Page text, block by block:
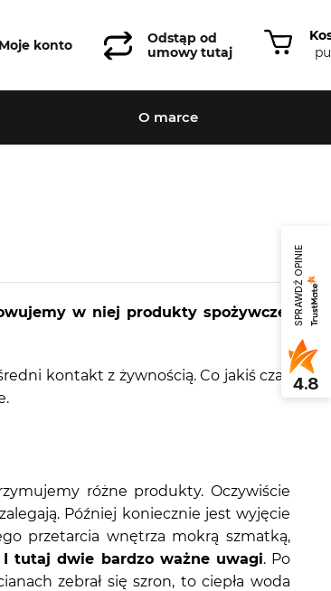
Moje konto
Odstąp od
umowy tutaj
O marce
w niej produkty spożywcze.
kontakt z żywnością. Co jakiś czas
różne produkty. Oczywiście
Później koniecznie jest wyjęcie
przetarcia wnętrza mokrą szmatką,
tutaj dwie bardzo ważne uwagi. Po
zebrał się szron, to ciepła woda
SPRAWDŹ OPINIE
4.8